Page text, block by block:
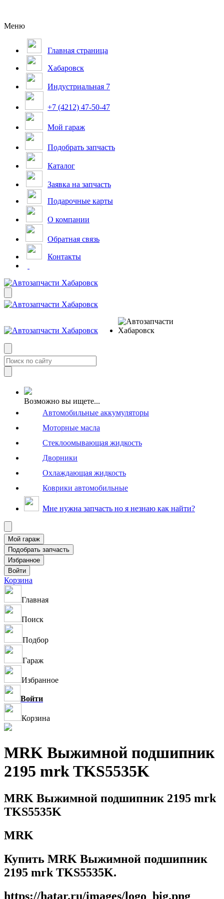
Меню
Главная страница
Хабаровск
Индустриальная 7
+7 (4212) 47-50-47
Мой гараж
Подобрать запчасть
Каталог
Заявка на запчасть
Подарочные карты
О компании
Обратная связь
Контакты
Возможно вы ищете...
Автомобильные аккумуляторы
Моторные масла
Стеклоомывающая жидкость
Дворники
Охлаждающая жидкость
Коврики автомобильные
Мне нужна запчасть но я незнаю как найти?
Корзина
Главная
Поиск
Подбор
Гараж
Избранное
Войти
Корзина
MRK Выжимной подшипник
2195 mrk TKS5535K
MRK Выжимной подшипник 2195 mrk
TKS5535K
MRK
Купить MRK Выжимной подшипник
2195 mrk TKS5535K.
https://hatar.ru/images/logo_big.png